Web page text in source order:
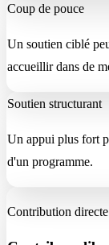
Coup de pouce
Un soutien ciblé
accueillir dans de
Soutien structurant
Un appui plus fort
d'un programme.
Contribution directe